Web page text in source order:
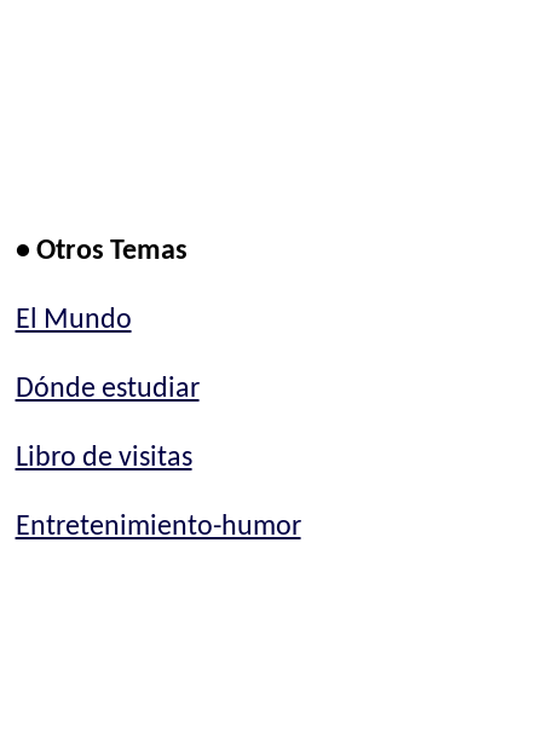
• Otros Temas
El Mundo
Dónde estudiar
Libro de visitas
Entretenimiento-humor